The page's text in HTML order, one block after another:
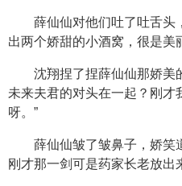
薛仙仙对他们吐了吐舌头
出两个娇甜的小酒窝，很是美
沈翔捏了捏薛仙仙那娇美
未来夫君的对头在一起？刚才
呀。”
薛仙仙皱了皱鼻子，娇笑
刚才那一剑可是药家长老放出